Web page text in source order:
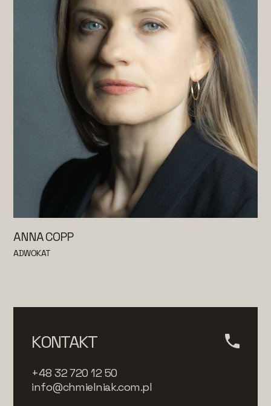
ANNA COPP
ADWOKAT
KONTAKT
+48 32 720 12 50
info@chmielniak.com.pl